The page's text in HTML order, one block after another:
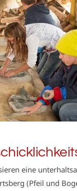
eine
(Pfeil und